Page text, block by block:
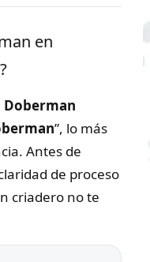
en
”, lo más
Antes de
de proceso
criadero no te